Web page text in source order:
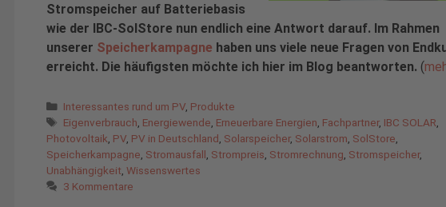
Stromspeicher auf Batteriebasis
wie der IBC-SolStore nun endlich eine Antwort darauf. Im Rahmen
unserer Speicherkampagne haben uns viele neue Fragen von
erreicht. Die häufigsten möchte ich hier im Blog beantworten. (
Kategorien
Interessantes rund um PV Produkte
Schlagwörter
Eigenverbrauch Energiewende Erneuerbare Energien Fachpartner, IBC SOLAR
Photovoltaik PV PV in Deutschland Solarspeicher, Solarstrom SolStore
Speicherkampagne Stromausfall Strompreis Stromrechnung Stromspeicher,
Unabhängigkeit Wissenswertes
3 Kommentare